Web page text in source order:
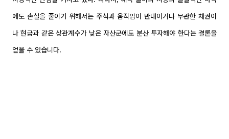
에도 손실을 줄이기 위해서는 주식과 움직임이 반대이거나 무관한 채권이
나 현금과 같은 상관계수가 낮은 자산군에도 분산 투자해야 한다는 결론을
얻을 수 있습니다.